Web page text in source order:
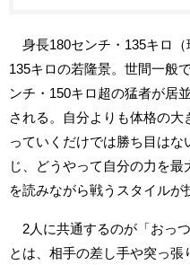
身長180センチ・135キロ（
135キロの若隆景。世間一般
ンチ・150キロ超の猛者が居
される。自分よりも体格の
っていくだけでは勝ち目は
じ、どうやって自分の力を
を読みながら戦うスタイルが
2人に共通するのが「おっ
とは、相手の差し手や突っ